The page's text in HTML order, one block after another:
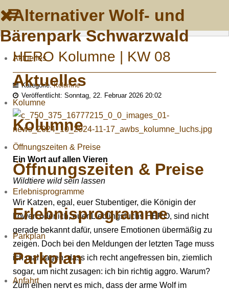
Alternativer Wolf- und
Bärenpark Schwarzwald
Aktuelles
Aktuelles
Kolumne
Kolumne
Öffnungszeiten & Preise
Öffnungszeiten & Preise
Erlebnisprogramme
Erlebnisprogramme
Parkplan
Parkplan
Anfahrt
HERO Kolumne | KW 08
Kategorie:Kolumne
Veröffentlicht: Sonntag, 22. Februar 2026 20:02
Ein Wort auf allen Vieren
Wildtiere wild sein lassen
Wir Katzen, egal, euer Stubentiger, die Königin der
Löwen oder ich, euer Lieblingsluchs HERO, sind nicht
gerade bekannt dafür, unsere Emotionen übermäßig zu
zeigen. Doch bei den Meldungen der letzten Tage muss
ich mal sagen, dass ich recht angefressen bin, ziemlich
sogar, um nicht zusagen: ich bin richtig aggro. Warum?
Zum einen nervt es mich, dass der arme Wolf im